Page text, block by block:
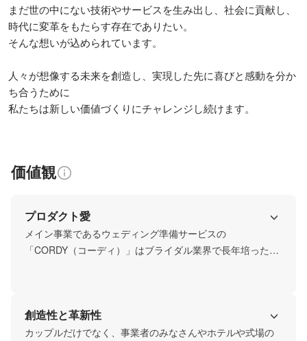
まだ世の中にない技術やサービスを生み出し、社会に貢献し、
時代に変革をもたらす存在でありたい。
そんな想いが込められています。
人々が想像する未来を創造し、実現した先に喜びと感動を分か
ち合うために
私たちは新しい価値づくりにチャレンジし続けます。
価値観
プロダクト愛
メイン事業であるウェディング準備サービスの
「CORDY（コーディ）」はブライダル業界で長年培った経
現を可能にします。
誰も成し遂げることができなかった事への挑戦と実現に向
創造性と革新性
カップルだけでなく、事業者のみなさんやホテルや式場の